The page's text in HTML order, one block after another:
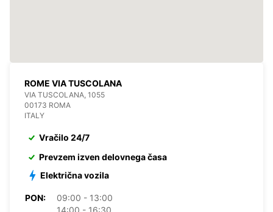
ROME VIA TUSCOLANA
VIA TUSCOLANA, 1055
00173 ROMA
ITALY
Vračilo 24/7
Prevzem izven delovnega časa
Električna vozila
PON:
09:00 - 13:00
14:00 - 16:30